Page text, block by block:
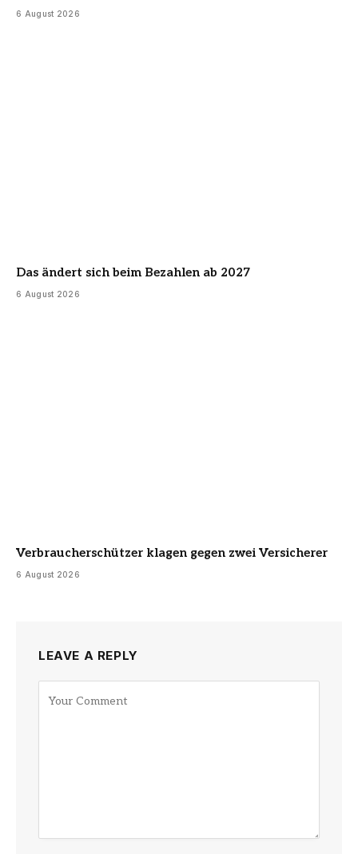
6 August 2026
Das ändert sich beim Bezahlen ab 2027
6 August 2026
Verbraucherschützer klagen gegen zwei Versicherer
6 August 2026
LEAVE A REPLY